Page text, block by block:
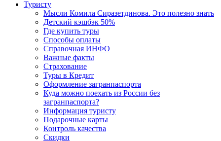
Туристу
Мысли Комила Сиразетдинова. Это полезно знать
Детский кэшбэк 50%
Где купить туры
Способы оплаты
Справочная ИНФО
Важные факты
Страхование
Туры в Кредит
Оформление загранпаспорта
Куда можно поехать из России без
загранпаспорта?
Информация туристу
Подарочные карты
Контроль качества
Скидки